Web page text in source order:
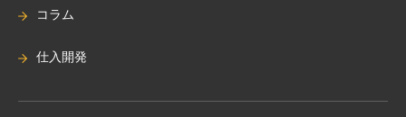
コラム
仕入開発